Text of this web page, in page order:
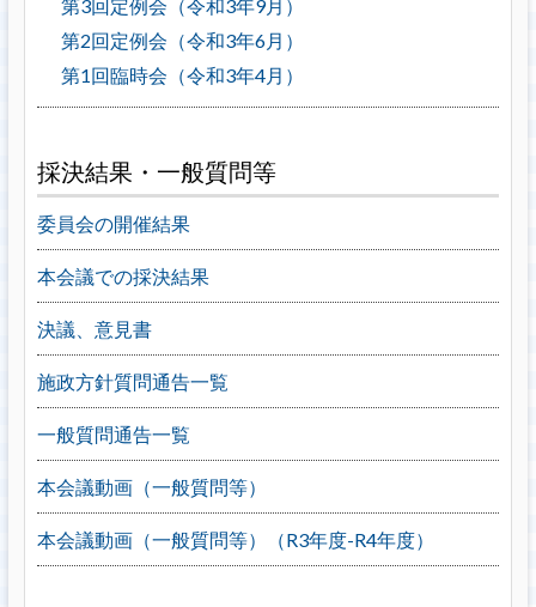
第3回定例会（令和3年9月）
第2回定例会（令和3年6月）
第1回臨時会（令和3年4月）
採決結果・一般質問等
委員会の開催結果
本会議での採決結果
決議、意見書
施政方針質問通告一覧
一般質問通告一覧
本会議動画（一般質問等）
本会議動画（一般質問等）（R3年度-R4年度）